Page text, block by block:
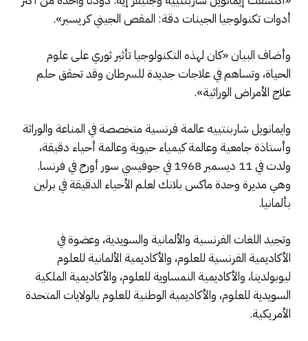
أدوات تكنولوجيا الجينات دقة: المقص الجيني كريسبر».
وأضاف البيان «كان لهذه التكنولوجيا تأثير ثوري على علوم
الحياة، وتساهم في علاجات جديدة للسرطان وقد تحقق حلم
علاج الأمراض الوراثية».
وايمانويل شاربنتييه عالمة فرنسية متخصصة في المناعة والوراثة
وأستاذة جامعية وعالمة كيمياء حيوية وعالمة أحياء دقيقة،
ولدت في 11 ديسمبر 1968 في جوفيسي سور أورج في فرنسا.
وهي مديرة وحدة ماكس بلانك لعلم الأحياء الدقيقة في برلين
بألمانيا.
وتجيد اللغات الفرنسية والألمانية والسويدية، وعضوة في
الأكاديمية الفرنسية للعلوم، والأكاديمية الألمانية للعلوم
ليوبولدينا، والأكاديمية النمساوية للعلوم، والأكاديمية الملكية
السويدية للعلوم، والأكاديمية الوطنية للعلوم بالولايات المتحدة
الأمريكية.